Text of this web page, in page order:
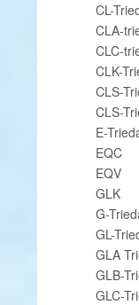
CL-
CLA-
CLC-
CLK-
CLS-
CLS-
E-
EQC
EQV
GLK
G-
GL-
GLA
GLB-
GLC-